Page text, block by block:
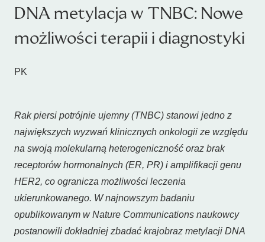
DNA metylacja w TNBC: Nowe
możliwości terapii i diagnostyki
PK
Rak piersi potrójnie ujemny (TNBC) stanowi jedno z
największych wyzwań klinicznych onkologii ze względu
na swoją molekularną heterogeniczność oraz brak
receptorów hormonalnych (ER, PR) i amplifikacji genu
HER2, co ogranicza możliwości leczenia
ukierunkowanego. W najnowszym badaniu
opublikowanym w Nature Communications naukowcy
postanowili dokładniej zbadać krajobraz metylacji DNA